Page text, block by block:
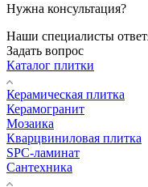
Нужна консультация?
Наши специалисты
Задать вопрос
Каталог плитки
Керамическая плитка
Керамогранит
Мозаика
Кварцвиниловая плитка
SPC-ламинат
Сантехника